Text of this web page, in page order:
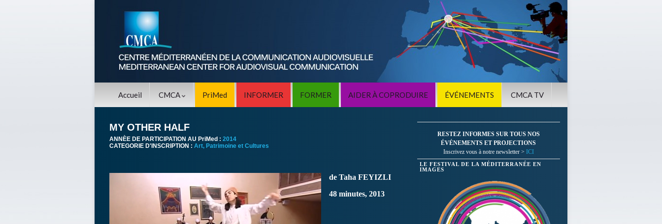
Accueil CMCA PriMed INFORMER FORMER AIDER À COPRODUIRE ÉVÉNEMENTS CMCA TV
MY OTHER HALF
ANNÈE DE PARTICIPATION AU PriMed : 2014
CATEGORIE D'INSCRIPTION : Art, Patrimoine et Cultures
de Taha FEYIZLI
48 minutes, 2013
RESTEZ INFORMES SUR TOUS NOS
ÉVÉNEMENTS ET PROJECTIONS
Inscrivez vous à notre newsletter > ICI
LE FESTIVAL DE LA MÉDITERRANÉE EN
IMAGES